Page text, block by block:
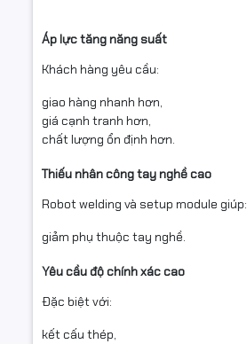
Áp lực tăng năng suất
Khách hàng yêu cầu:
giao hàng nhanh hơn,
giá cạnh tranh hơn,
chất lượng ổn định hơn.
Thiếu nhân công tay nghề cao
Robot welding và setup module giúp:
giảm phụ thuộc tay nghề.
Yêu cầu độ chính xác cao
Đặc biệt với:
kết cấu thép,